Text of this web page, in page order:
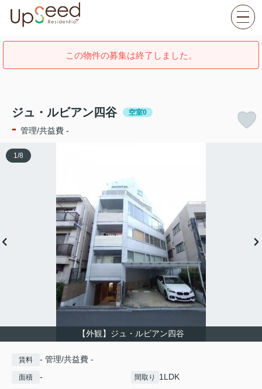
この物件の募集は終了しました。
ジュ・ルビアン四谷 空室0
- 管理/共益費 -
【外観】ジュ・ルビアン四谷
1 /8
賃料 - 管理/共益費 -
面積 - 間取り 1LDK